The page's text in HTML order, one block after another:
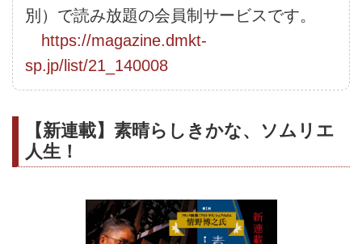
別）で読み放題の会員制サービスです。
https://magazine.dmkt-
sp.jp/list/21_140008
【新連載】素晴らしきかな、ソムリエ
人生！